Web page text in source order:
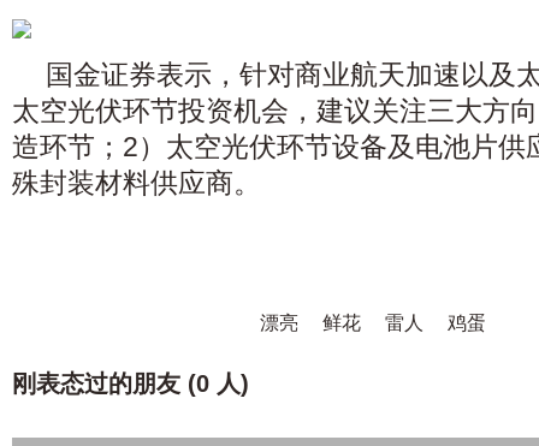
国金证券表示，针对商业航天加速以及
太空光伏环节投资机会，建议关注三大方
造环节；2）太空光伏环节设备及电池片供
殊封装材料供应商。
漂亮 鲜花 雷人 鸡蛋
刚表态过的朋友 (0 人)